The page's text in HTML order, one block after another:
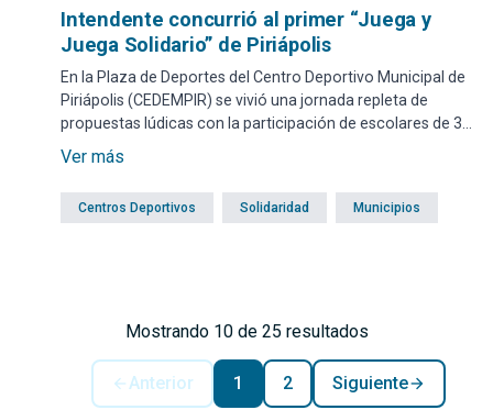
Intendente concurrió al primer “Juega y
Juega Solidario” de Piriápolis
En la Plaza de Deportes del Centro Deportivo Municipal de
Piriápolis (CEDEMPIR) se vivió una jornada repleta de
propuestas lúdicas con la participación de escolares de 3º
a 6º año, junto a sus respectivos docentes, provenientes
Abella agradeció la concreción de este tipo de actividades
que promueven “el bienestar de nuestra gente”.
Ver más
Centros Deportivos Solidaridad Municipios
Mostrando 10 de 25 resultados
Anterior 1 2 Siguiente